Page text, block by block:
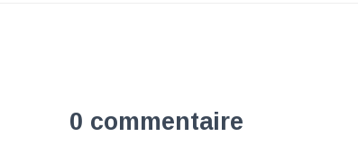
0 commentaire